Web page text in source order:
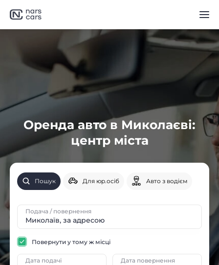
Оренда авто в Миколаєві:
центр міста
Пошук Для юр.осіб Авто з водієм
Подача / повернення
Дата подачі Дата повернення
Повернути у тому ж місці